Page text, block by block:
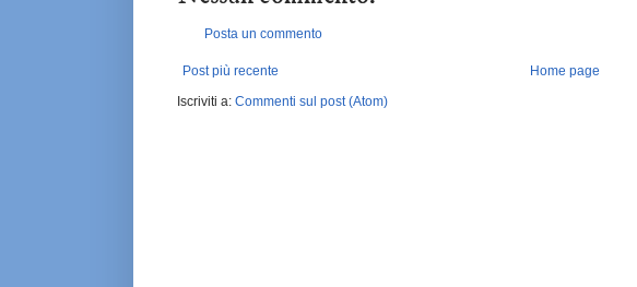
Posta un commento
Post più recente
Home page
Iscriviti a: Commenti sul post (Atom)